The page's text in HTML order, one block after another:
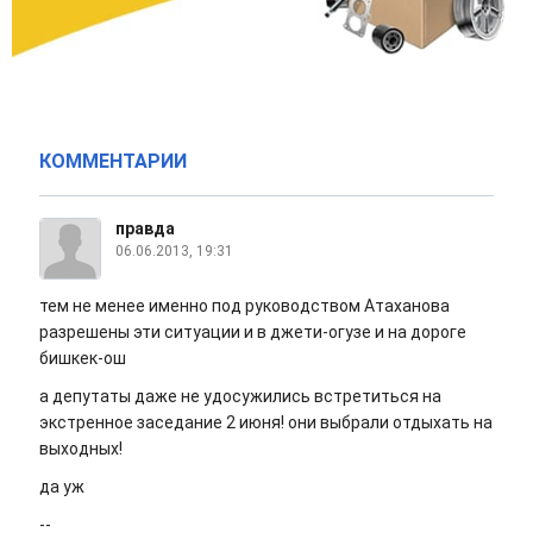
КОММЕНТАРИИ
правда
06.06.2013, 19:31
тем не менее именно под руководством Атаханова
разрешены эти ситуации и в джети-огузе и на дороге
бишкек-ош
а депутаты даже не удосужились встретиться на
экстренное заседание 2 июня! они выбрали отдыхать на
выходных!
да уж
--